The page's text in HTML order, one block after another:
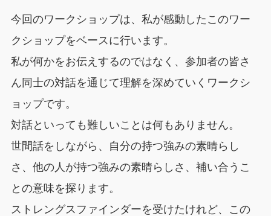
今回のワークショップは、私が感動したこのワー
クショップをベースに行います。
私が何かをお伝えするのではなく、参加者の皆さ
ん同士の対話を通じて理解を深めていくワークシ
ョップです。
対話といっても難しいことは何もありません。
世間話をしながら、自分の持つ強みの素晴らし
さ、他の人が持つ強みの素晴らしさ、補い合うこ
との意味を探ります。
ストレングスファインダーを受けたけれど、この